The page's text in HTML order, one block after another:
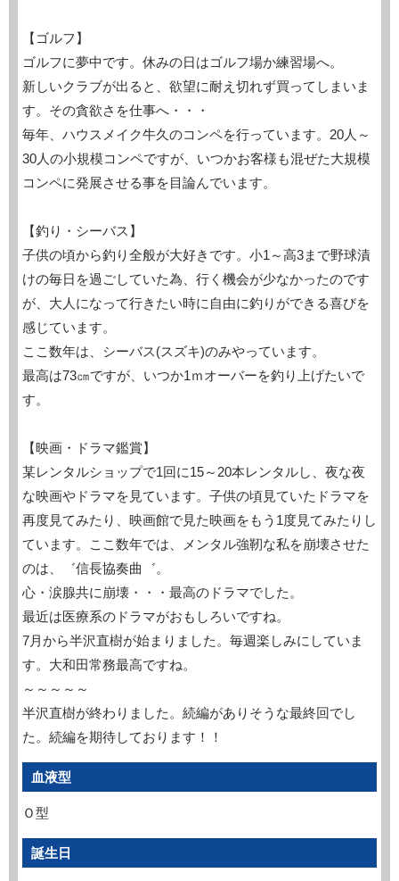
【ゴルフ】
ゴルフに夢中です。休みの日はゴルフ場か練習場へ。
新しいクラブが出ると、欲望に耐え切れず買ってしまいま
す。その貪欲さを仕事へ・・・
毎年、ハウスメイク牛久のコンペを行っています。20人～
30人の小規模コンペですが、いつかお客様も混ぜた大規模
コンペに発展させる事を目論んでいます。
【釣り・シーバス】
子供の頃から釣り全般が大好きです。小1～高3まで野球漬
けの毎日を過ごしていた為、行く機会が少なかったのです
が、大人になって行きたい時に自由に釣りができる喜びを
感じています。
ここ数年は、シーバス(スズキ)のみやっています。
最高は73㎝ですが、いつか1ｍオーバーを釣り上げたいで
す。
【映画・ドラマ鑑賞】
某レンタルショップで1回に15～20本レンタルし、夜な夜
な映画やドラマを見ています。子供の頃見ていたドラマを
再度見てみたり、映画館で見た映画をもう1度見てみたりし
ています。ここ数年では、メンタル強靭な私を崩壊させた
のは、゛信長協奏曲゛。
心・涙腺共に崩壊・・・最高のドラマでした。
最近は医療系のドラマがおもしろいですね。
7月から半沢直樹が始まりました。毎週楽しみにしていま
す。大和田常務最高ですね。
～～～～～
半沢直樹が終わりました。続編がありそうな最終回でし
た。続編を期待しております！！
血液型
Ｏ型
誕生日